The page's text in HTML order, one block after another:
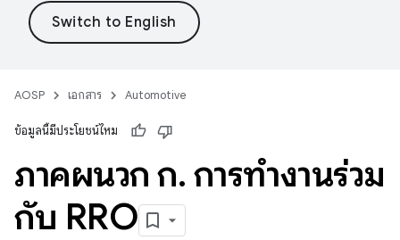
AOSP เอกสาร Automotive
ข้อมูลนี้มีประโยชน์ไหม
ภาคผนวก ก. การทำงานร่วม
กับ RRO